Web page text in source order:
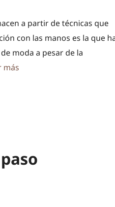
a partir de técnicas que
con las manos es la que
moda a pesar de la
más